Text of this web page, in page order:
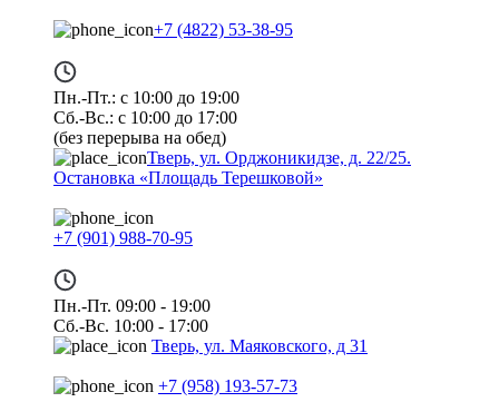
+7 (4822) 53-38-95
Пн.-Пт.: с 10:00 до 19:00
Сб.-Вс.: с 10:00 до 17:00
(без перерыва на обед)
Тверь, ул. Орджоникидзе, д. 22/25.
Остановка «Площадь Терешковой»
+7 (901) 988-70-95
Пн.-Пт. 09:00 - 19:00
Сб.-Вс. 10:00 - 17:00
Тверь, ул. Маяковского, д 31
+7 (958) 193-57-73